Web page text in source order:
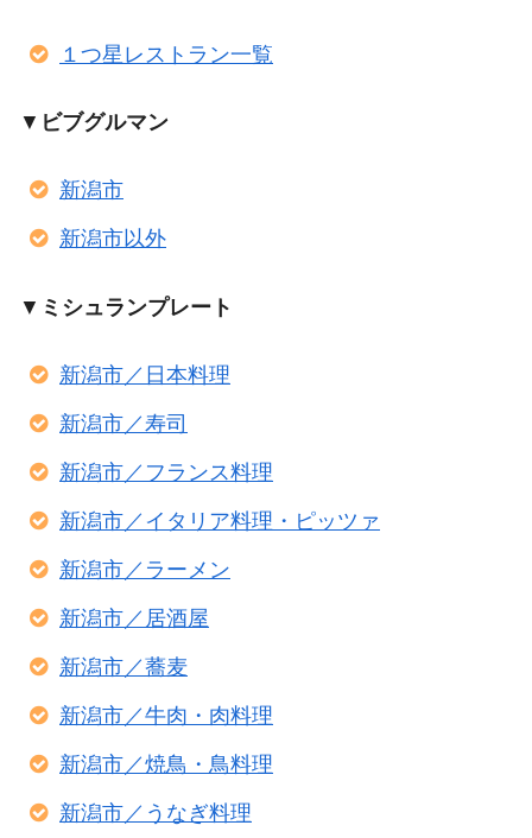
１つ星レストラン一覧
▼ ビブグルマン
新潟市
新潟市以外
▼ ミシュランプレート
新潟市／日本料理
新潟市／寿司
新潟市／フランス料理
新潟市／イタリア料理・ピッツァ
新潟市／ラーメン
新潟市／居酒屋
新潟市／蕎麦
新潟市／牛肉・肉料理
新潟市／焼鳥・鳥料理
新潟市／うなぎ料理